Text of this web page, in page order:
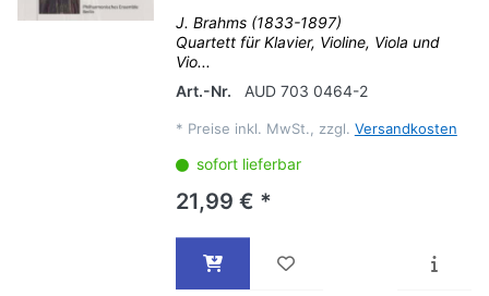
J. Brahms (1833-1897)
Quartett für Klavier, Violine, Viola und
Vio...
Art.-Nr.
AUD 703 0464-2
* Preise inkl. MwSt., zzgl. Versandkosten
sofort lieferbar
21,99 € *